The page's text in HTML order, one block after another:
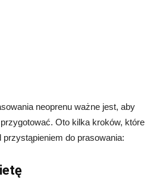
neoprenu ważne jest, aby
Oto kilka kroków, które
przystąpieniem do prasowania: